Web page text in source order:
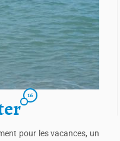
16
pour les vacances, un